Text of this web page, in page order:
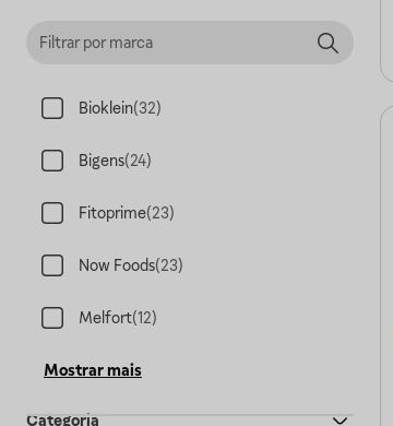
Bioklein(32)
Bigens(24)
Fitoprime(23)
Now Foods(23)
Melfort(12)
Mostrar mais
Categoria